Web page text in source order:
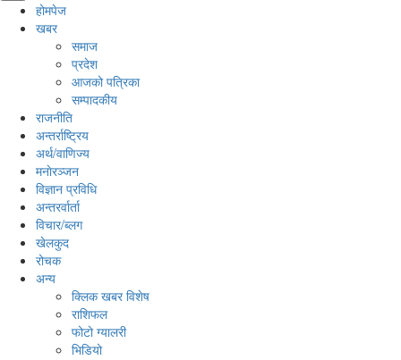
होमपेज
खबर
समाज
प्रदेश
आजको पत्रिका
सम्पादकीय
राजनीति
अन्तर्राष्ट्रिय
अर्थ/वाणिज्य
मनाेरञ्जन
विज्ञान प्रविधि
अन्तरर्वार्ता
विचार/ब्लग
खेलकुद
रोचक
अन्य
क्लिक खबर विशेष
राशिफल
फोटो ग्यालरी
भिडियो